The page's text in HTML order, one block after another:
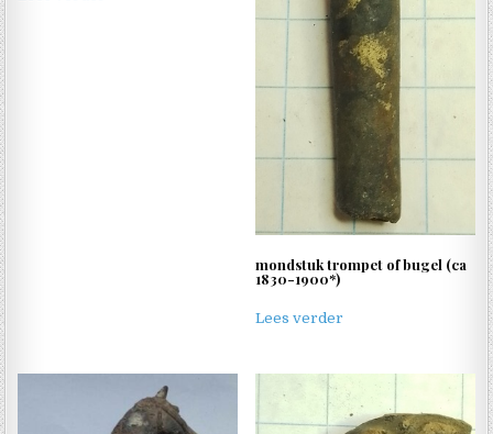
mondstuk trompet of bugel (ca
1830-1900*)
Lees verder